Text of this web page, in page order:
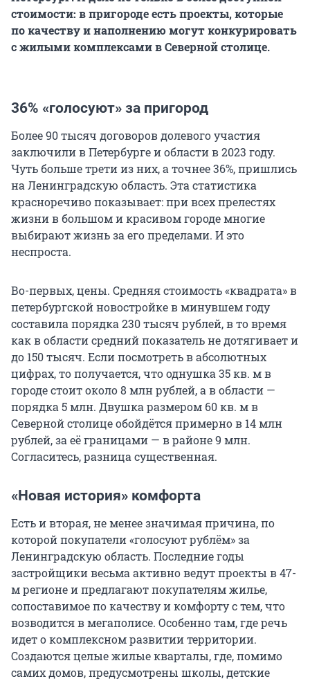
стоимости: в пригороде есть проекты, которые
по качеству и наполнению могут конкурировать
с жилыми комплексами в Северной столице.
36% «голосуют» за пригород
Более 90 тысяч договоров долевого участия
заключили в Петербурге и области в 2023 году.
Чуть больше трети из них, а точнее 36%, пришлись
на Ленинградскую область. Эта статистика
красноречиво показывает: при всех прелестях
жизни в большом и красивом городе многие
выбирают жизнь за его пределами. И это
неспроста.
Во-первых, цены. Средняя стоимость «квадрата» в
петербургской новостройке в минувшем году
составила порядка 230 тысяч рублей, в то время
как в области средний показатель не дотягивает и
до 150 тысяч. Если посмотреть в абсолютных
цифрах, то получается, что однушка 35 кв. м в
городе стоит около 8 млн рублей, а в области —
порядка 5 млн. Двушка размером 60 кв. м в
Северной столице обойдётся примерно в 14 млн
рублей, за её границами — в районе 9 млн.
Согласитесь, разница существенная.
«Новая история» комфорта
Есть и вторая, не менее значимая причина, по
которой покупатели «голосуют рублём» за
Ленинградскую область. Последние годы
застройщики весьма активно ведут проекты в 47-
м регионе и предлагают покупателям жилье,
сопоставимое по качеству и комфорту с тем, что
возводится в мегаполисе. Особенно там, где речь
идет о комплексном развитии территории.
Создаются целые жилые кварталы, где, помимо
самих домов, предусмотрены школы, детские